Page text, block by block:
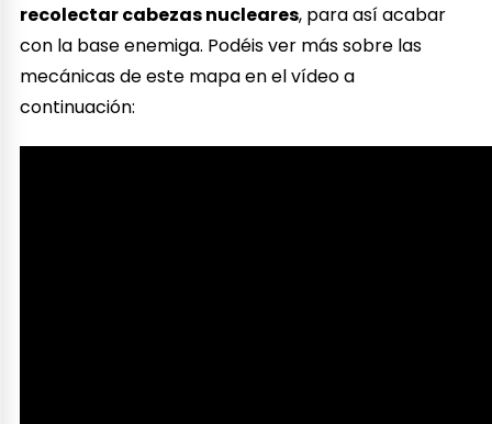
recolectar cabezas nucleares, para así acabar
con la base enemiga. Podéis ver más sobre las
mecánicas de este mapa en el vídeo a
continuación: